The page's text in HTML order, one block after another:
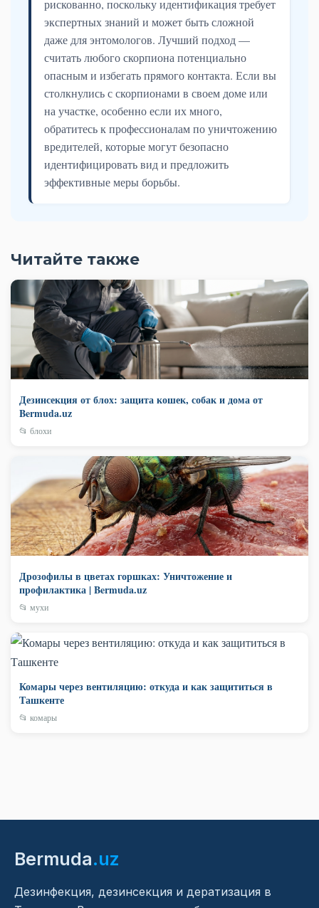
рискованно, поскольку идентификация требует
экспертных знаний и может быть сложной
даже для энтомологов. Лучший подход —
считать любого скорпиона потенциально
опасным и избегать прямого контакта. Если вы
столкнулись с скорпионами в своем доме или
на участке, особенно если их много,
обратитесь к профессионалам по уничтожению
вредителей, которые могут безопасно
идентифицировать вид и предложить
эффективные меры борьбы.
Читайте также
Дезинсекция от блох: защита кошек, собак и дома от
Bermuda.uz
📂 блохи
Дрозофилы в цветах горшках: Уничтожение и
профилактика | Bermuda.uz
📂 мухи
Комары через вентиляцию: откуда и как защититься в
Ташкенте
📂 комары
Bermuda.uz
Дезинфекция, дезинсекция и дератизация в